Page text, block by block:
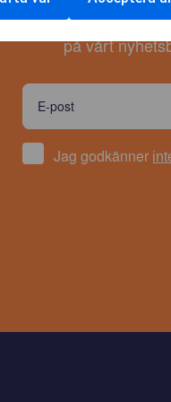
nyheterna och
på vårt
Jag godkänner